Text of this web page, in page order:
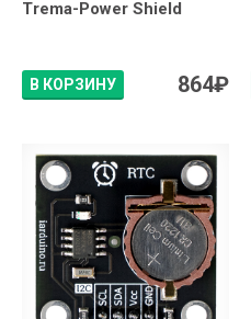
Trema-Power Shield
В КОРЗИНУ 864₽